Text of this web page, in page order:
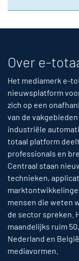
Over e-
Het mediamerk e-
nieuwsplatform
zich op een
van de
industriële
totaal platform
professionals en
Centraal staan
technieken,
mensen die weten
de sector spreken.
maandelijks ruim
Nederland en
mediavormen.